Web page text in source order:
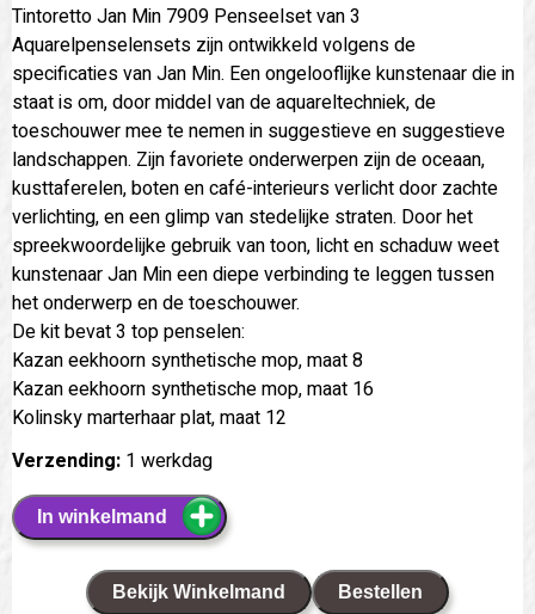
Tintoretto Jan Min 7909 Penseelset van 3
Aquarelpenselensets zijn ontwikkeld volgens de
specificaties van Jan Min. Een ongelooflijke kunstenaar die in
staat is om, door middel van de aquareltechniek, de
toeschouwer mee te nemen in suggestieve en suggestieve
landschappen. Zijn favoriete onderwerpen zijn de oceaan,
kusttaferelen, boten en café-interieurs verlicht door zachte
verlichting, en een glimp van stedelijke straten. Door het
spreekwoordelijke gebruik van toon, licht en schaduw weet
kunstenaar Jan Min een diepe verbinding te leggen tussen
het onderwerp en de toeschouwer.
De kit bevat 3 top penselen:
Kazan eekhoorn synthetische mop, maat 8
Kazan eekhoorn synthetische mop, maat 16
Kolinsky marterhaar plat, maat 12
Verzending: 1 werkdag
In winkelmand
Bekijk Winkelmand Bestellen